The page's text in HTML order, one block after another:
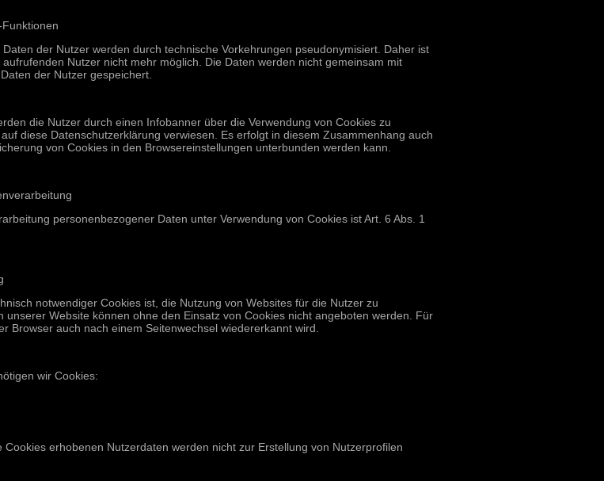
der Nutzer werden durch technische Vorkehrungen pseudonymisiert. Daher ist
Nutzer nicht mehr möglich. Die Daten werden nicht gemeinsam mit
der Nutzer gespeichert.
die Nutzer durch einen Infobanner über die Verwendung von Cookies zu
diese Datenschutzerklärung verwiesen. Es erfolgt in diesem Zusammenhang auch
von Cookies in den Browsereinstellungen unterbunden werden kann.
personenbezogener Daten unter Verwendung von Cookies ist Art. 6 Abs. 1
notwendiger Cookies ist, die Nutzung von Websites für die Nutzer zu
unserer Website können ohne den Einsatz von Cookies nicht angeboten werden. Für
Browser auch nach einem Seitenwechsel wiedererkannt wird.
wir Cookies:
Cookies erhobenen Nutzerdaten werden nicht zur Erstellung von Nutzerprofilen